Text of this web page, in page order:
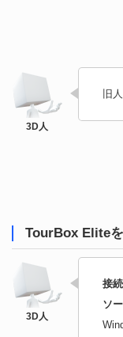
旧
TourBox Elite
接
ソ